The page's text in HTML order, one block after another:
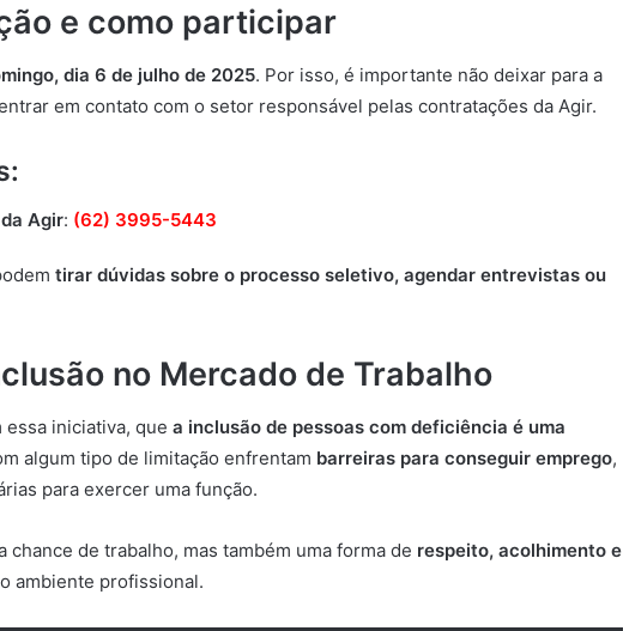
e como participar
dia 6 de julho de 2025. Por isso, é importante não deixar para a
em contato com o setor responsável pelas contratações da Agir.
Agir: (62) 3995-5443
tirar dúvidas sobre o processo seletivo, agendar entrevistas ou
no Mercado de Trabalho
essa iniciativa, que a inclusão de pessoas com deficiência é uma
algum tipo de limitação enfrentam barreiras para conseguir emprego,
para exercer uma função.
chance de trabalho, mas também uma forma de respeito, acolhimento e
ambiente profissional.